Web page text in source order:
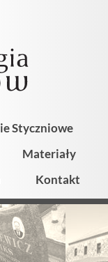
Styczniowe
Materiały
Kontakt